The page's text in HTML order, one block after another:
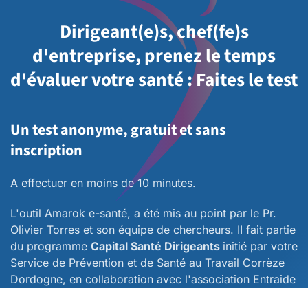
Dirigeant(e)s, chef(fe)s
d'entreprise, prenez le temps
d'évaluer votre santé : Faites le test
Un test anonyme, gratuit et sans
inscription
A effectuer en moins de 10 minutes.
L'outil Amarok e-santé, a été mis au point par le Pr.
Olivier Torres et son équipe de chercheurs. II fait partie
du programme Capital Santé Dirigeants initié par votre
Service de Prévention et de Santé au Travail Corrèze
Dordogne, en collaboration avec l'association Entraide